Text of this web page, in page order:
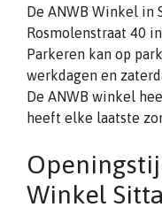
De ANWB Winkel in
Rosmolenstraat 40
Parkeren kan op
werkdagen en
De ANWB winkel
heeft elke laatste
Winkel